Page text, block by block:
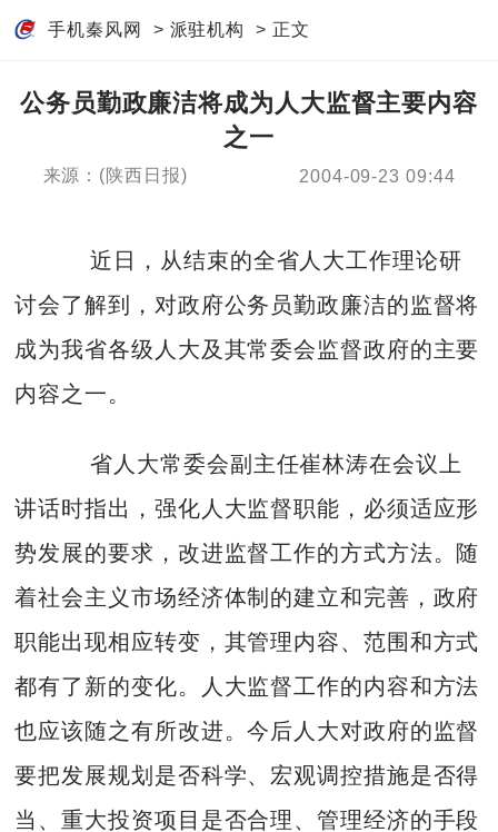
手机秦风网 > 派驻机构 > 正文
公务员勤政廉洁将成为人大监督主要内容
之一
来源：(陕西日报) 2004-09-23 09:44
近日，从结束的全省人大工作理论研
讨会了解到，对政府公务员勤政廉洁的监督将
成为我省各级人大及其常委会监督政府的主要
内容之一。
省人大常委会副主任崔林涛在会议上
讲话时指出，强化人大监督职能，必须适应形
势发展的要求，改进监督工作的方式方法。随
着社会主义市场经济体制的建立和完善，政府
职能出现相应转变，其管理内容、范围和方式
都有了新的变化。人大监督工作的内容和方法
也应该随之有所改进。今后人大对政府的监督
要把发展规划是否科学、宏观调控措施是否得
当、重大投资项目是否合理、管理经济的手段